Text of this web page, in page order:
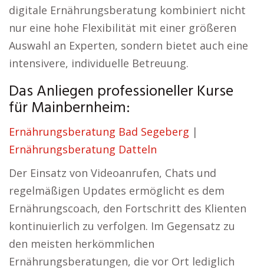
digitale Ernährungsberatung kombiniert nicht
nur eine hohe Flexibilität mit einer größeren
Auswahl an Experten, sondern bietet auch eine
intensivere, individuelle Betreuung.
Das Anliegen professioneller Kurse
für Mainbernheim:
Ernährungsberatung Bad Segeberg |
Ernährungsberatung Datteln
Der Einsatz von Videoanrufen, Chats und
regelmäßigen Updates ermöglicht es dem
Ernährungscoach, den Fortschritt des Klienten
kontinuierlich zu verfolgen. Im Gegensatz zu
den meisten herkömmlichen
Ernährungsberatungen, die vor Ort lediglich